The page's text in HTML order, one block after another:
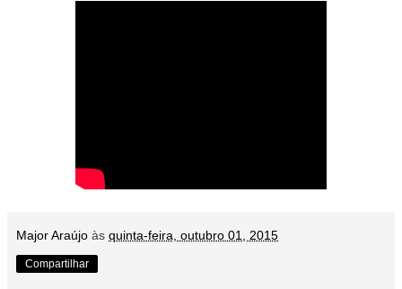
Major Araújo às quinta-feira, outubro 01, 2015
Compartilhar